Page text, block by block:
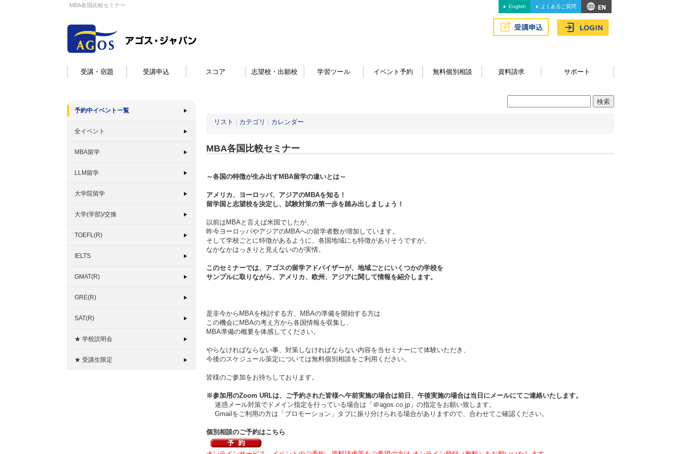
MBA各国比較セミナー English よくあるご質問
受講・宿題 受講申込 スコア 志望校・出願校 学習ツール イベント予約 無料個別相談 資料請求 サポート
予約中イベント一覧
全イベント
MBA留学
LLM留学
大学院留学
大学(学部)/交換
TOEFL(R)
IELTS
GMAT(R)
GRE(R)
SAT(R)
★ 学校説明会
★ 受講生限定
リスト カテゴリ カレンダー
MBA各国比較セミナー
～各国の特徴が生み出すMBA留学の違いとは～
アメリカ、ヨーロッパ、アジアのMBAを知る！
留学国と志望校を決定し、試験対策の第一歩を踏み出しましょう！
以前はMBAと言えば米国でしたが、
昨今ヨーロッパやアジアのMBAへの留学者数が増加しています。
そして学校ごとに特徴があるように、各国地域にも特徴がありそうですが、
なかなかはっきりと見えないのが実情。
このセミナーでは、アゴスの留学アドバイザーが、地域ごとにいくつかの学校を
サンプルに取りながら、アメリカ、欧州、アジアに関して情報を紹介します。
是非今からMBAを検討する方、MBAの準備を開始する方は
この機会にMBAの考え方から各国情報を収集し、
MBA準備の概要を体感してください。
やらなければならない事、対策しなければならない内容を当セミナーにて体験いただき、
今後のスケジュール策定については無料個別相談をご利用ください。
皆様のご参加をお待ちしております。
※参加用のZoom URLは、ご予約された皆様へ午前実施の場合は前日、午後実施の場合は当日 にメールにてご連絡いたします。
迷惑メール対策でドメイン指定を行っている場合は「＠agos.co.jp」の指定をお願い致します。
Gmailをご利用の方は「プロモーション」タブに振り分けられる場合がありますので、合わせてご確認ください。
個別相談のご予約はこちら